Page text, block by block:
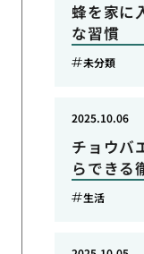
蜂を家に
な習慣
未分類
チョウバ
らできる
2025.10.06
生活